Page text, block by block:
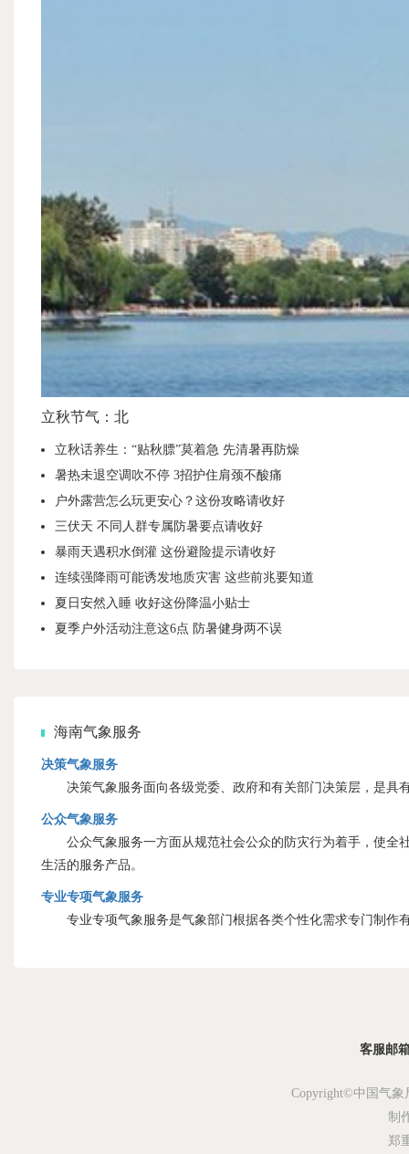
立秋节气：北
立秋话养生：“贴秋膘”莫着急 先清暑再防燥
暑热未退空调吹不停 3招护住肩颈不酸痛
户外露营怎么玩更安心？这份攻略请收好
三伏天 不同人群专属防暑要点请收好
暴雨天遇积水倒灌 这份避险提示请收好
连续强降雨可能诱发地质灾害 这些前兆要知道
夏日安然入睡 收好这份降温小贴士
夏季户外活动注意这6点 防暑健身两不误
海南气象服务
决策气象服务
决策气象服务面向各级党委、政府和有关部门决策层，是具
公众气象服务
公众气象服务一方面从规范社会公众的防灾行为着手，使全
生活的服务产品。
专业专项气象服务
专业专项气象服务是气象部门根据各类个性化需求专门制作
客服邮
Copyright©中国气象
制
郑